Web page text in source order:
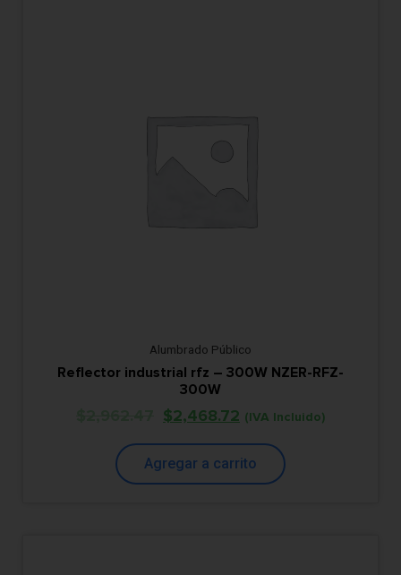
Alumbrado Público
Reflector industrial rfz – 300W NZER-RFZ-
300W
$2,468.72 (IVA Incluido)
Agregar a carrito